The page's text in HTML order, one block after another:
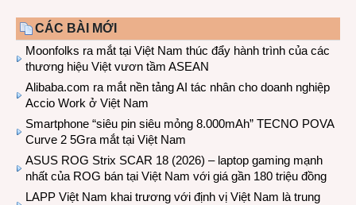
CÁC BÀI MỚI
Moonfolks ra mắt tại Việt Nam thúc đẩy hành trình của các
thương hiệu Việt vươn tầm ASEAN
Alibaba.com ra mắt nền tảng AI tác nhân cho doanh nghiệp
Accio Work ở Việt Nam
Smartphone “siêu pin siêu mỏng 8.000mAh” TECNO POVA
Curve 2 5Gra mắt tại Việt Nam
ASUS ROG Strix SCAR 18 (2026) – laptop gaming mạnh
nhất của ROG bán tại Việt Nam với giá gần 180 triệu đồng
LAPP Việt Nam khai trương với định vị Việt Nam là trung